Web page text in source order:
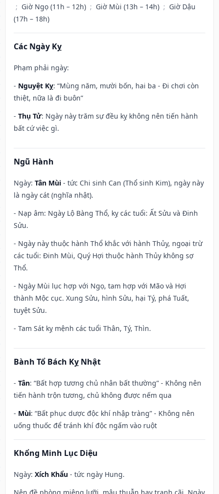
; Giờ Ngọ (11h – 12h) ; Giờ Mùi (13h – 14h) ; Giờ Dậu
(17h – 18h)
Các Ngày Kỵ
Phạm phải ngày:
- Nguyệt Kỵ: “Mùng năm, mười bốn, hai ba - Đi chơi còn
thiệt, nữa là đi buôn”
- Thụ Tử: Ngày này trăm sự đều kỵ không nên tiến hành
bất cứ việc gì.
Ngũ Hành
Ngày: Tân Mùi - tức Chi sinh Can (Thổ sinh Kim), ngày này
là ngày cát (nghĩa nhật).
- Nạp âm: Ngày Lộ Bàng Thổ, kỵ các tuổi: Ất Sửu và Đinh
Sửu.
- Ngày này thuộc hành Thổ khắc với hành Thủy, ngoại trừ
các tuổi: Đinh Mùi, Quý Hợi thuộc hành Thủy không sợ
Thổ.
- Ngày Mùi lục hợp với Ngọ, tam hợp với Mão và Hợi
thành Mộc cục. Xung Sửu, hình Sửu, hại Tý, phá Tuất,
tuyệt Sửu.
- Tam Sát kỵ mệnh các tuổi Thân, Tý, Thìn.
Bành Tổ Bách Kỵ Nhật
- Tân: “Bất hợp tương chủ nhân bất thường” - Không nên
tiến hành trộn tương, chủ không được nếm qua
- Mùi: “Bất phục dược độc khí nhập tràng” - Không nên
uống thuốc để tránh khí độc ngấm vào ruột
Khổng Minh Lục Diệu
Ngày: Xích Khẩu - tức ngày Hung.